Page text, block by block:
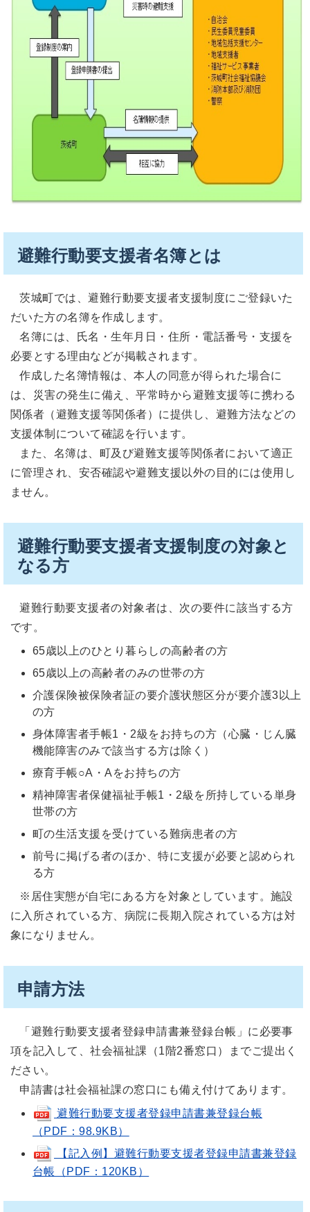
避難行動要支援者名簿とは
茨城町では、避難行動要支援者支援制度にご登録いた
だいた方の名簿を作成します。
名簿には、氏名・生年月日・住所・電話番号・支援を
必要とする理由などが掲載されます。
作成した名簿情報は、本人の同意が得られた場合に
は、災害の発生に備え、平常時から避難支援等に携わる
関係者（避難支援等関係者）に提供し、避難方法などの
支援体制について確認を行います。
また、名簿は、町及び避難支援等関係者において適正
に管理され、安否確認や避難支援以外の目的には使用し
ません。
避難行動要支援者支援制度の対象と
なる方
避難行動要支援者の対象者は、次の要件に該当する方
です。
65歳以上のひとり暮らしの高齢者の方
65歳以上の高齢者のみの世帯の方
介護保険被保険者証の要介護状態区分が要介護3以上
の方
身体障害者手帳1・2級をお持ちの方（心臓・じん臓
機能障害のみで該当する方は除く）
療育手帳○A・Aをお持ちの方
精神障害者保健福祉手帳1・2級を所持している単身
世帯の方
町の生活支援を受けている難病患者の方
前号に掲げる者のほか、特に支援が必要と認められ
る方
※居住実態が自宅にある方を対象としています。施設
に入所されている方、病院に長期入院されている方は対
象になりません。
申請方法
「避難行動要支援者登録申請書兼登録台帳」に必要事
項を記入して、社会福祉課（1階2番窓口）までご提出く
ださい。
申請書は社会福祉課の窓口にも備え付けてあります。
避難行動要支援者登録申請書兼登録台帳
（PDF：98.9KB）
【記入例】避難行動要支援者登録申請書兼登録
台帳（PDF：120KB）